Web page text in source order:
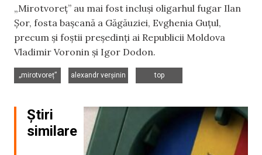
„Mirotvoreț” au mai fost incluși oligarhul fugar Ilan
Șor, fosta bașcană a Găgăuziei, Evghenia Guțul,
precum și foștii președinți ai Republicii Moldova
Vladimir Voronin și Igor Dodon.
„mirotvoreț”
alexandr verșinin
top
Știri
similare